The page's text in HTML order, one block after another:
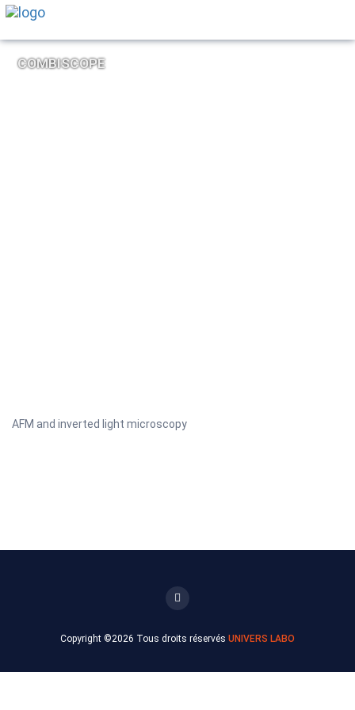
COMBISCOPE
AFM and inverted light microscopy
Copyright ©2026 Tous droits réservés UNIVERS LABO